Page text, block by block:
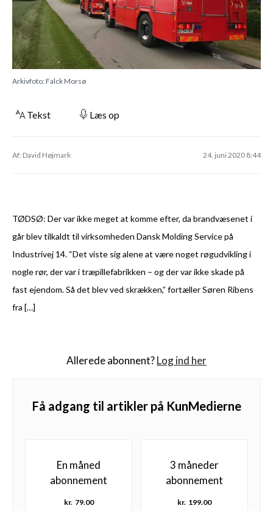
Arkivfoto: Falck Morsø
Tekst Læs op
Af: David Højmark 24. juni 2020 8:44
TØDSØ: Der var ikke meget at komme efter, da brandvæsenet i
går blev tilkaldt til virksomheden Dansk Molding Service på
Industrivej 14. “Det viste sig alene at være noget røgudvikling i
nogle rør, der var i træpillefabrikken – og der var ikke skade på
fast ejendom. Så det blev ved skrækken,” fortæller Søren Ribens
fra […]
Allerede abonnent?Log ind her
Få adgang til artikler på KunMedierne
En måned
abonnement
kr. 79.00
3 måneder
abonnement
kr. 199.00